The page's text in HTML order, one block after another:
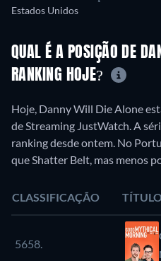
Estados Unidos
QUAL É A POSIÇÃO DE
RANKING HOJE?
Hoje, Danny Will Die Alone
de Streaming JustWatch. A
ranking desde ontem. No
que Shatter Belt, mas menos
CLASSIFICAÇÃO
5658.